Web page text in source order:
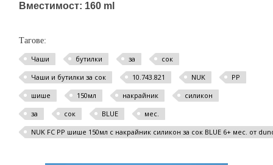
Вместимост: 160 ml
Тагове:
Чаши
бутилки за
сок
Чаши и бутилки за сок
10.743.821 NUK
РР
шише
150мл накрайник
силикон
за
сок BLUE
мес.
NUK FC РР шише 150мл с накрайник силикон за сок BLUE 6+ мес. от